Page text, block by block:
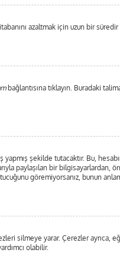
azaltmak için uzun bir
bağlantısına tıklayın. Buradaki
şekilde tutacaktır. Bu,
paylaşılan bir bilgisayarlardan,
göremiyorsanız, bunun
silmeye yarar. Çerezler ayrıca,
olabilir.